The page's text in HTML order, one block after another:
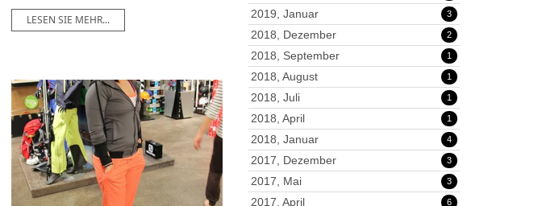
LESEN SIE MEHR... 2019, Januar 3
2018, Dezember 2
2018, September 1
2018, August 1
2018, Juli 1
2018, April 1
2018, Januar 4
2017, Dezember 3
2017, Mai 3
2017, April 6